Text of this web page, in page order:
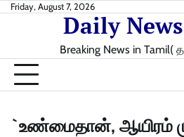
SkipFriday, August 7, 2026
Daily
Breaking News in Tamil(
`உண்மைதான், ஆயிரம்